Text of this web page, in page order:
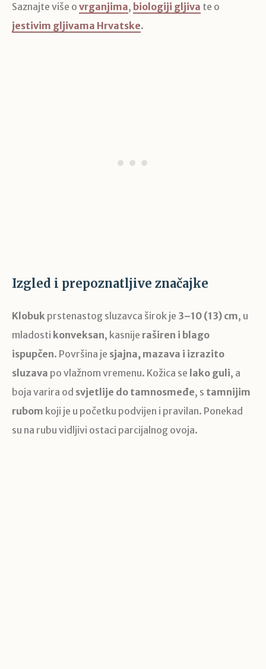
Saznajte više o vrganjima, biologiji gljiva te o
jestivim gljivama Hrvatske.
Izgled i prepoznatljive značajke
Klobuk prstenastog sluzavca širok je 3–10 (13) cm, u
mladosti konveksan, kasnije raširen i blago
ispupčen. Površina je sjajna, mazava i izrazito
sluzava po vlažnom vremenu. Kožica se lako guli, a
boja varira od svjetlije do tamnosmeđe, s tamnijim
rubom koji je u početku podvijen i pravilan. Ponekad
su na rubu vidljivi ostaci parcijalnog ovoja.